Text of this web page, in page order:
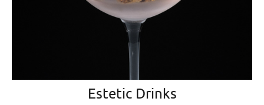
Estetic Drinks